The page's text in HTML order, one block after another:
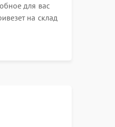
для вас
на склад